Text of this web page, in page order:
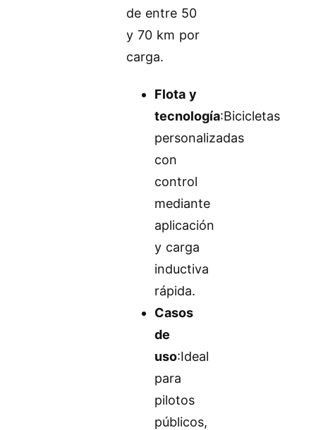
de entre 50
y 70 km por
carga.
Flota y
tecnología:Bicicletas
personalizadas
con
control
mediante
aplicación
y carga
inductiva
rápida.
Casos
de
uso:Ideal
para
pilotos
públicos,